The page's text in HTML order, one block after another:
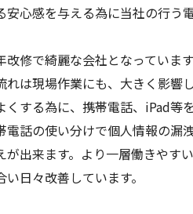
安心感を与える為に当社の行う
改修で綺麗な会社となっていま
れは現場作業にも、大きく影響
くする為に、携帯電話、iPad等
電話の使い分けで個人情報の漏
が出来ます。より一層働きやす
い日々改善しています。